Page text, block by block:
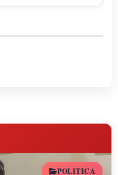
POLITICA